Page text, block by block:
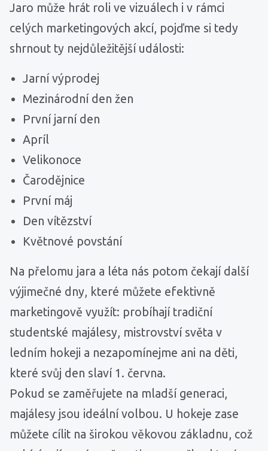
Jaro může hrát roli ve vizuálech i v rámci
celých marketingových akcí, pojďme si tedy
shrnout ty nejdůležitější události:
Jarní výprodej
Mezinárodní den žen
První jarní den
Apríl
Velikonoce
Čarodějnice
První máj
Den vítězství
Květnové povstání
Na přelomu jara a léta nás potom čekají další
výjimečné dny, které můžete efektivně
marketingově využít: probíhají tradiční
studentské majálesy, mistrovství světa v
ledním hokeji a nezapomínejme ani na děti,
které svůj den slaví 1. června.
Pokud se zaměřujete na mladší generaci,
majálesy jsou ideální volbou. U hokeje zase
můžete cílit na širokou věkovou základnu, což